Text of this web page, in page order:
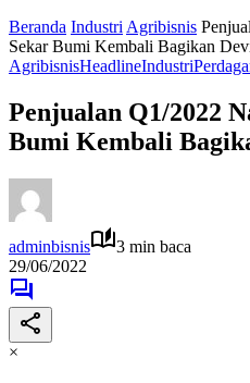
Beranda Industri Agribisnis
Sekar Bumi Kembali Bagikan
AgribisnisHeadlineIndustri
Penjualan Q1/2022
Bumi Kembali
adminbisnis
3 min baca
29/06/2022
×